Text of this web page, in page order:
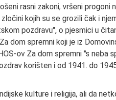
rasni zakoni, vršeni progoni
kojih su se grozili čak i
pozdravu", o pjesmici u
dom spremni koji je iz
ov Za dom spremni "s neba
korišten i od 1941. do
kulture i religija, ali da